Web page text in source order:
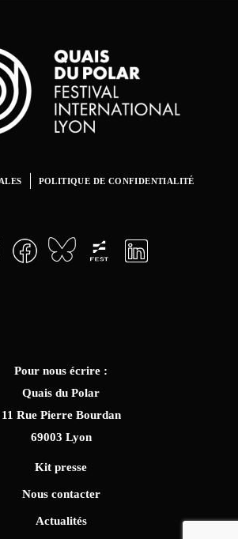
Pour nous écrire :
Quais du Polar
11 Rue Pierre Bourdan
69003 Lyon
POLITIQUE DE CONFIDENTIALITÉ
Kit presse
Nous contacter
Actualités